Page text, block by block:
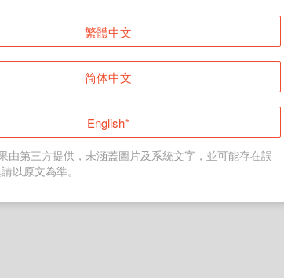
登入
返回首頁
繁體中文
简体中文
English*
由第三方提供，未涵蓋圖片及系統文字，並可能存在誤
以原文為準。